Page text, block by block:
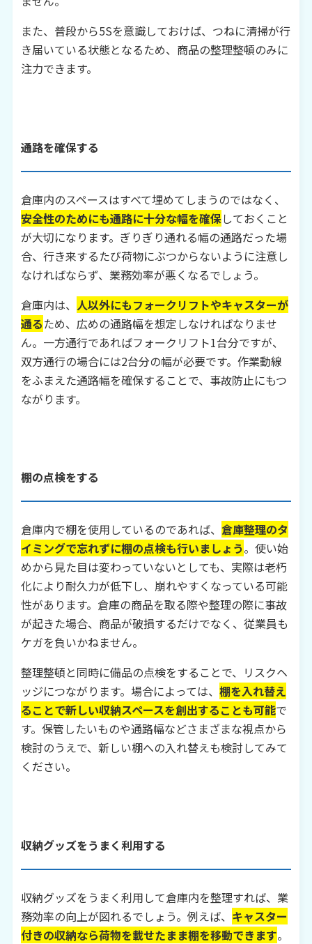
また、普段から5Sを意識しておけば、つねに清掃が行
き届いている状態となるため、商品の整理整頓のみに
注力できます。
通路を確保する
倉庫内のスペースはすべて埋めてしまうのではなく、
安全性のためにも通路に十分な幅を確保しておくこと
が大切になります。ぎりぎり通れる幅の通路だった場
合、行き来するたび荷物にぶつからないように注意し
なければならず、業務効率が悪くなるでしょう。
倉庫内は、 人以外にもフォークリフトやキャスターが
通るため、広めの通路幅を想定しなければなりませ
ん。一方通行であればフォークリフト1台分ですが、
双方通行の場合には2台分の幅が必要です。作業動線
をふまえた通路幅を確保することで、事故防止にもつ
ながります。
棚の点検をする
倉庫内で棚を使用しているのであれば、 倉庫整理のタ
イミングで忘れずに棚の点検も行いましょう。使い始
めから見た目は変わっていないとしても、実際は老朽
化により耐久力が低下し、崩れやすくなっている可能
性があります。倉庫の商品を取る際や整理の際に事故
が起きた場合、商品が破損するだけでなく、従業員も
ケガを負いかねません。
整理整頓と同時に備品の点検をすることで、リスクヘ
ッジにつながります。場合によっては、 棚を入れ替え
ることで新しい収納スペースを創出することも可能で
す。保管したいものや通路幅などさまざまな視点から
検討のうえで、新しい棚への入れ替えも検討してみて
ください。
収納グッズをうまく利用する
収納グッズをうまく利用して倉庫内を整理すれば、業
務効率の向上が図れるでしょう。例えば、 キャスター
付きの収納なら荷物を載せたまま棚を移動できます。